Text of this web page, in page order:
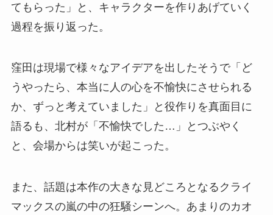
てもらった」と、キャラクターを作りあげていく
過程を振り返った。
窪田は現場で様々なアイデアを出したそうで「ど
うやったら、本当に人の心を不愉快にさせられる
か、ずっと考えていました」と役作りを真面目に
語るも、北村が「不愉快でした…」とつぶやく
と、会場からは笑いが起こった。
また、話題は本作の大きな見どころとなるクライ
マックスの嵐の中の狂騒シーンへ。あまりのカオ